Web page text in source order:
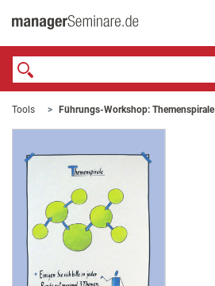
Tools Führungs-Workshop: Themenspirale